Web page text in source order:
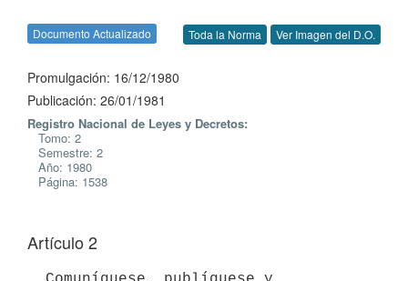
Documento Actualizado Toda la Norma Ver Imagen del D.O.
Promulgación: 16/12/1980
Publicación: 26/01/1981
Registro Nacional de Leyes y Decretos:
Tomo: 2
Semestre: 2
Año: 1980
Página: 1538
Artículo 2